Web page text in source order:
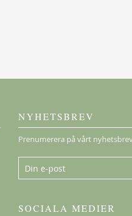
NYHETSBREV
Prenumerera på vårt
SOCIALA MEDIER